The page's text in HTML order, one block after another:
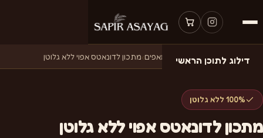
דילוג לתוכן הראשי
דף הבית›מתכונים ›מתכונים למאפים›מתכון לדונאטס אפוי ללא גלוטן
100% ללא גלוטן
מתכון לדונאטס אפוי ללא גלוטן